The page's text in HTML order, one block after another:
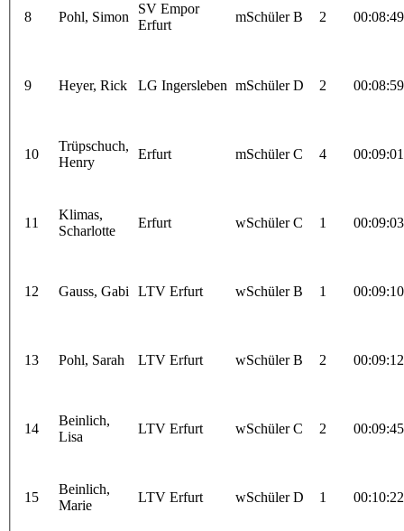
8 Pohl, Simon
SV Empor
Erfurt
mSchüler B 2 00:08:49
9 Heyer, Rick LG Ingersleben mSchüler D 2 00:08:59
10
Trüpschuch,
Henry
Erfurt mSchüler C 4 00:09:01
11
Klimas,
Scharlotte
Erfurt wSchüler C 1 00:09:03
12 Gauss, Gabi LTV Erfurt wSchüler B 1 00:09:10
13 Pohl, Sarah LTV Erfurt wSchüler B 2 00:09:12
14
Beinlich,
Lisa
LTV Erfurt wSchüler C 2 00:09:45
15
Beinlich,
Marie
LTV Erfurt wSchüler D 1 00:10:22